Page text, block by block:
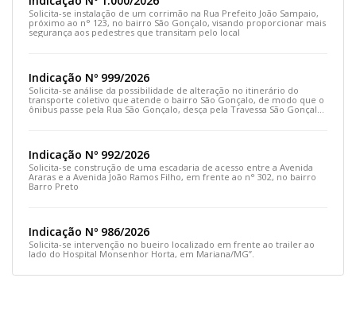
Solicita-se instalação de um corrimão na Rua Prefeito João Sampaio,
próximo ao n° 123, no bairro São Gonçalo, visando proporcionar mais
segurança aos pedestres que transitam pelo local
Indicação Nº 999/2026
Solicita-se análise da possibilidade de alteração no itinerário do
transporte coletivo que atende o bairro São Gonçalo, de modo que o
ônibus passe pela Rua São Gonçalo, desça pela Travessa São Gonçalo
Indicação Nº 992/2026
Solicita-se construção de uma escadaria de acesso entre a Avenida
Araras e a Avenida João Ramos Filho, em frente ao n° 302, no bairro
Barro Preto
Indicação Nº 986/2026
Solicita-se intervenção no bueiro localizado em frente ao trailer ao
lado do Hospital Monsenhor Horta, em Mariana/MG”.